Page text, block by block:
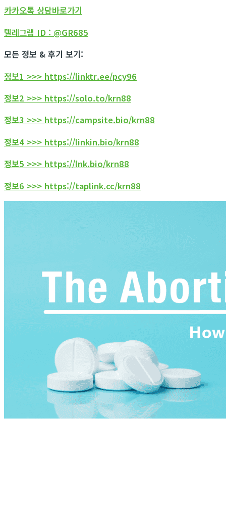
카카오톡 상담바로가기
텔레그램 ID : @GR685
모든 정보 & 후기 보기:
정보1 >>> https://linktr.ee/pcy96
정보2 >>> https://solo.to/krn88
정보3 >>> https://campsite.bio/krn88
정보4 >>> https://linkin.bio/krn88
정보5 >>> https://lnk.bio/krn88
정보6 >>> https://taplink.cc/krn88